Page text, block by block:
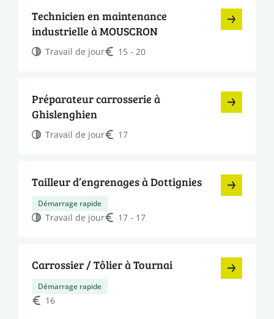
Technicien en maintenance
industrielle à MOUSCRON
Travail de jour 15 - 20
Préparateur carrosserie à
Ghislenghien
Travail de jour 17
Tailleur d’engrenages à Dottignies
Démarrage rapide
Travail de jour 17 - 17
Carrossier / Tôlier à Tournai
Démarrage rapide
16